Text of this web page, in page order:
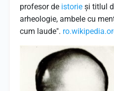
profesor de istorie și titlul
arheologie, ambele cu
cum laude".